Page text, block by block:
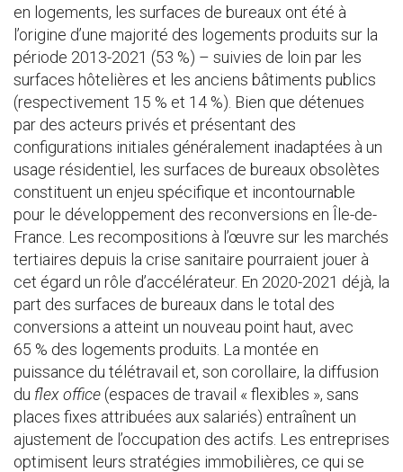
en logements, les surfaces de bureaux ont été à
l’origine d’une majorité des logements produits sur la
période 2013-2021 (53 %) – suivies de loin par les
surfaces hôtelières et les anciens bâtiments publics
(respectivement 15 % et 14 %). Bien que détenues
par des acteurs privés et présentant des
configurations initiales généralement inadaptées à un
usage résidentiel, les surfaces de bureaux obsolètes
constituent un enjeu spécifique et incontournable
pour le développement des reconversions en Île-de-
France. Les recompositions à l’œuvre sur les marchés
tertiaires depuis la crise sanitaire pourraient jouer à
cet égard un rôle d’accélérateur. En 2020-2021 déjà, la
part des surfaces de bureaux dans le total des
conversions a atteint un nouveau point haut, avec
65 % des logements produits. La montée en
puissance du télétravail et, son corollaire, la diffusion
du flex office (espaces de travail « flexibles », sans
places fixes attribuées aux salariés) entraînent un
ajustement de l’occupation des actifs. Les entreprises
optimisent leurs stratégies immobilières, ce qui se